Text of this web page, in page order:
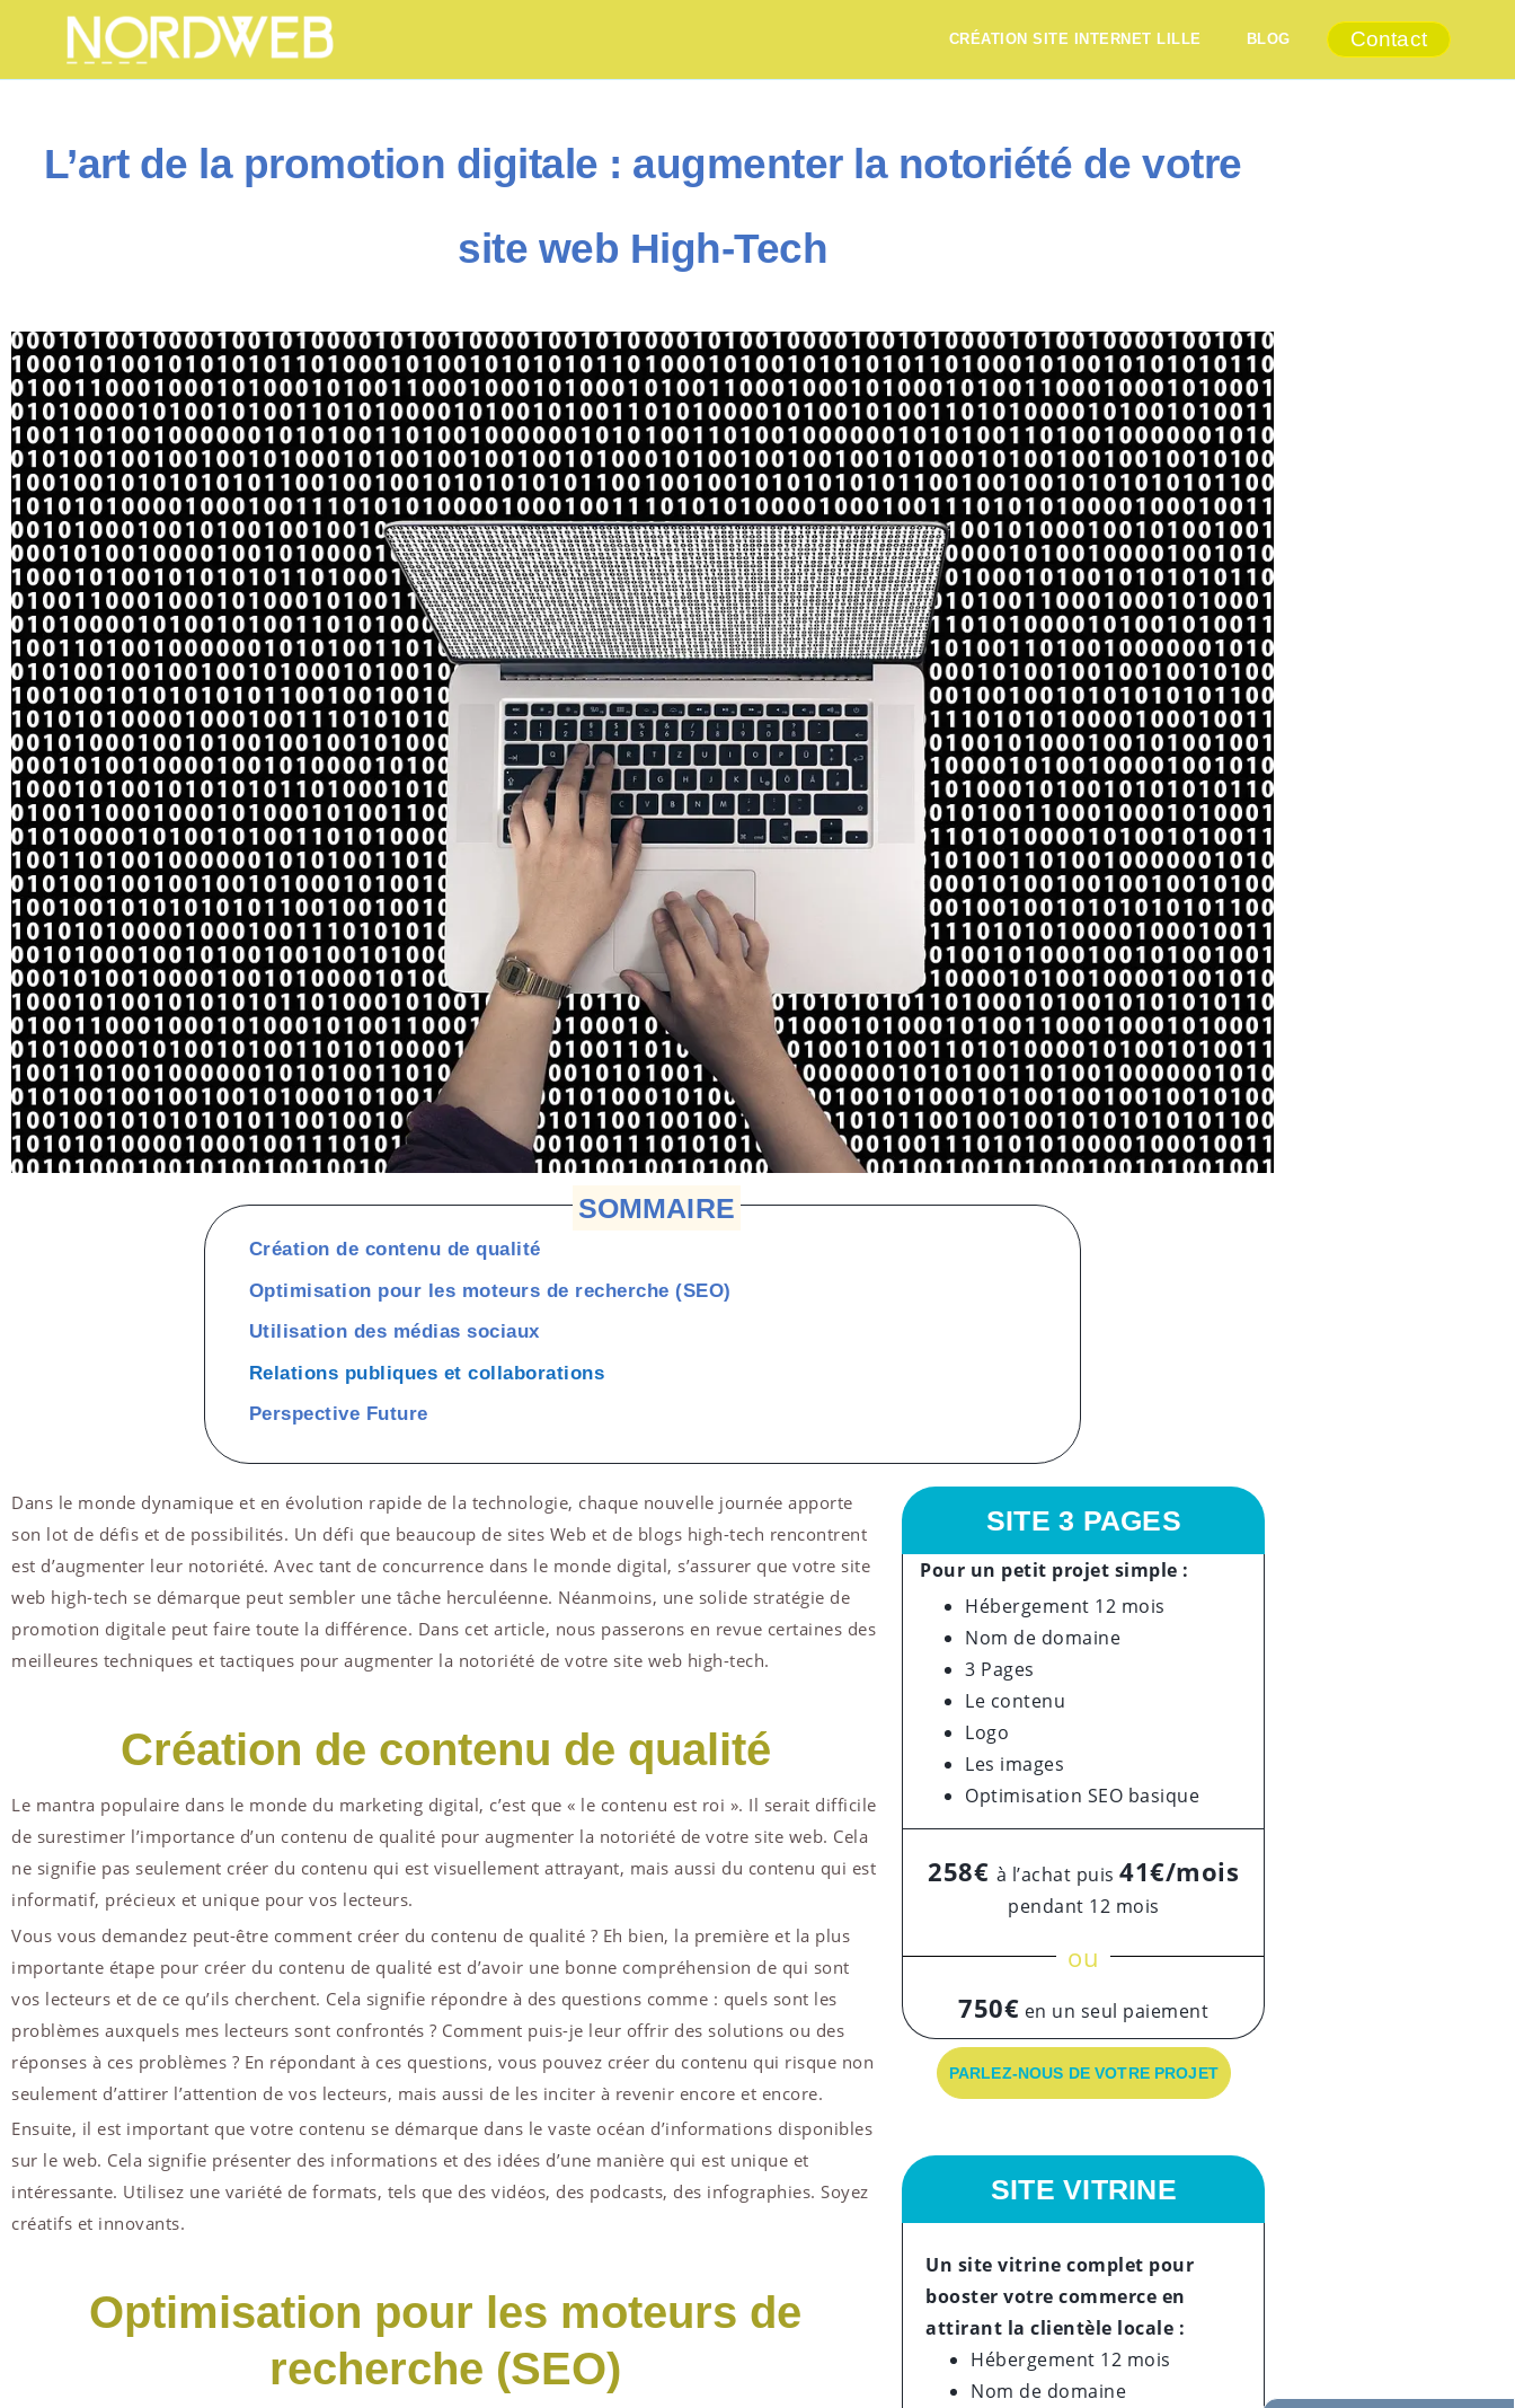
CRÉATION SITE INTERNET LILLE BLOG Contact
L’art de la promotion digitale : augmenter la notoriété de votre
site web High-Tech
SOMMAIRE
Création de contenu de qualité
Optimisation pour les moteurs de recherche (SEO)
Utilisation des médias sociaux
Relations publiques et collaborations
Perspective Future
Dans le monde dynamique et en évolution rapide de la technologie, chaque nouvelle journée apporte
son lot de défis et de possibilités. Un défi que beaucoup de sites Web et de blogs high-tech rencontrent
est d’augmenter leur notoriété. Avec tant de concurrence dans le monde digital, s’assurer que votre site
web high-tech se démarque peut sembler une tâche herculéenne. Néanmoins, une solide stratégie de
promotion digitale peut faire toute la différence. Dans cet article, nous passerons en revue certaines des
meilleures techniques et tactiques pour augmenter la notoriété de votre site web high-tech.
Création de contenu de qualité
Le mantra populaire dans le monde du marketing digital, c’est que « le contenu est roi ». Il serait difficile
de surestimer l’importance d’un contenu de qualité pour augmenter la notoriété de votre site web. Cela
ne signifie pas seulement créer du contenu qui est visuellement attrayant, mais aussi du contenu qui est
informatif, précieux et unique pour vos lecteurs.
Vous vous demandez peut-être comment créer du contenu de qualité ? Eh bien, la première et la plus
importante étape pour créer du contenu de qualité est d’avoir une bonne compréhension de qui sont
vos lecteurs et de ce qu’ils cherchent. Cela signifie répondre à des questions comme : quels sont les
problèmes auxquels mes lecteurs sont confrontés ? Comment puis-je leur offrir des solutions ou des
réponses à ces problèmes ? En répondant à ces questions, vous pouvez créer du contenu qui risque non
seulement d’attirer l’attention de vos lecteurs, mais aussi de les inciter à revenir encore et encore.
Ensuite, il est important que votre contenu se démarque dans le vaste océan d’informations disponibles
sur le web. Cela signifie présenter des informations et des idées d’une manière qui est unique et
intéressante. Utilisez une variété de formats, tels que des vidéos, des podcasts, des infographies. Soyez
créatifs et innovants.
Optimisation pour les moteurs de
recherche (SEO)
SITE 3 PAGES
Pour un petit projet simple :
Hébergement 12 mois
Nom de domaine
3 Pages
Le contenu
Logo
Les images
Optimisation SEO basique
258€ à l’achat puis41€/mois
pendant 12 mois
ou
750€ en un seul paiement
PARLEZ-NOUS DE VOTRE PROJET
SITE VITRINE
Un site vitrine complet pour
booster votre commerce en
attirant la clientèle locale :
Hébergement 12 mois
Nom de domaine